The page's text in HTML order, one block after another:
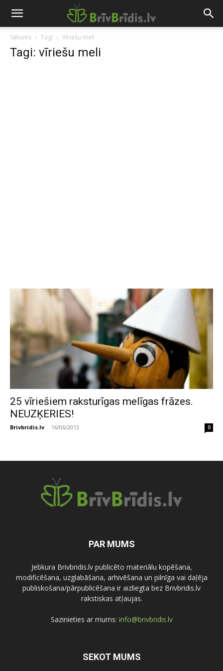
Sākums Tagi Vīriešu meli
Tagi: vīriešu meli
25 vīriešiem raksturīgas melīgas frāzes.
NEUZĶERIES!
Brivbridis.lv - 16/06/2013 0
PAR MUMS
Jebkura Brivbridis.lv publicēto materiālu kopēšana,
modificēšana, uzglabāšana, arhivēšana un pilnīga vai daļēja
publiskošana/pārpublicēšana ir aizliegta bez Brivbridis.lv
rakstiskas atļaujas.
Sazinieties ar mums: info@brivbridis.lv
SEKOT MUMS